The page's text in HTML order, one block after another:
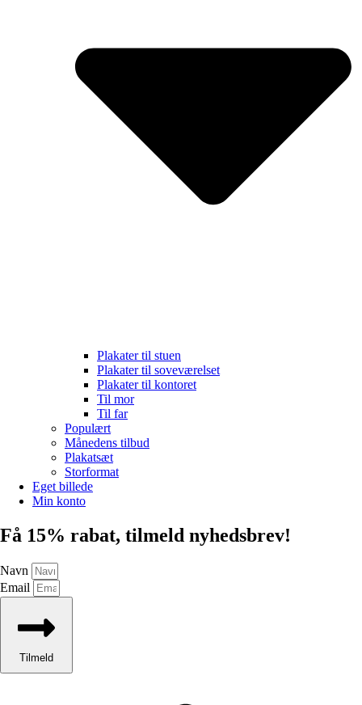
Plakater til stuen
Plakater til soveværelset
Plakater til kontoret
Til mor
Til far
Populært
Månedens tilbud
Plakatsæt
Storformat
Eget billede
Min konto
Få 15% rabat, tilmeld nyhedsbrev!
Navn
Email
Tilmeld